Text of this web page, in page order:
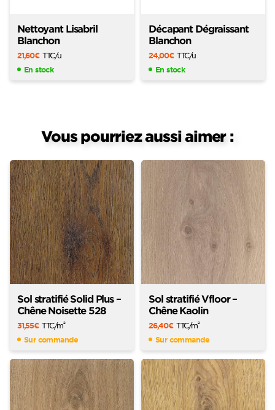
Nettoyant Lisabril
Blanchon
21,60€ TTC/u
En stock
Décapant Dégraissant
Blanchon
24,00€ TTC/u
En stock
Vous pourriez aussi aimer :
Sol stratifié Solid Plus –
Chêne Noisette 528
31,55€ TTC/m2
Sur commande
Sol stratifié Vfloor –
Chêne Kaolin
26,40€ TTC/m2
Sur commande